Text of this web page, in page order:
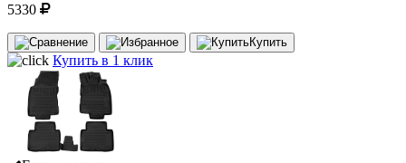
5330
Купить
Купить в 1 клик